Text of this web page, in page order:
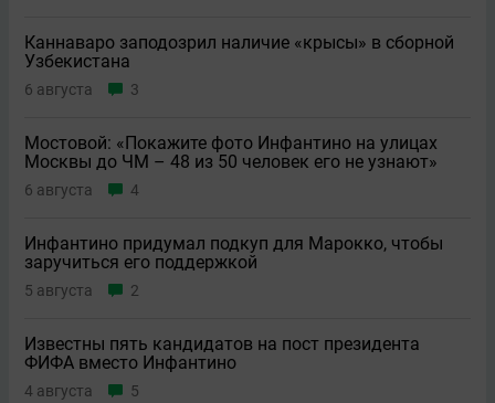
Каннаваро заподозрил наличие «крысы» в сборной
Узбекистана
6 августа 3
Мостовой: «Покажите фото Инфантино на улицах
Москвы до ЧМ – 48 из 50 человек его не узнают»
6 августа 4
Инфантино придумал подкуп для Марокко, чтобы
заручиться его поддержкой
5 августа 2
Известны пять кандидатов на пост президента
ФИФА вместо Инфантино
4 августа 5